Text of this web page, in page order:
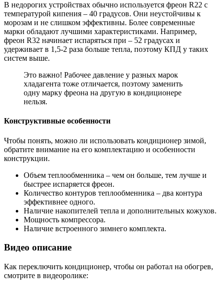
В недорогих устройствах обычно используется фреон R22 с
температурой кипения – 40 градусов. Они неустойчивы к
морозам и не слишком эффективны. Более современные
марки обладают лучшими характеристиками. Например,
фреон R32 начинает испаряться при – 52 градусах и
удерживает в 1,5-2 раза больше тепла, поэтому КПД у таких
систем выше.
Это важно! Рабочее давление у разных марок
хладагента тоже отличается, поэтому заменить
одну марку фреона на другую в кондиционере
нельзя.
Конструктивные особенности
Чтобы понять, можно ли использовать кондиционер зимой,
обратите внимание на его комплектацию и особенности
конструкции.
Объем теплообменника – чем он больше, тем лучше и
быстрее испаряется фреон.
Количество контуров теплообменника – два контура
эффективнее одного.
Наличие накопителей тепла и дополнительных кожухов.
Мощность компрессора.
Наличие встроенного зимнего комплекта.
Видео описание
Как переключить кондиционер, чтобы он работал на обогрев,
смотрите в видеоролике: